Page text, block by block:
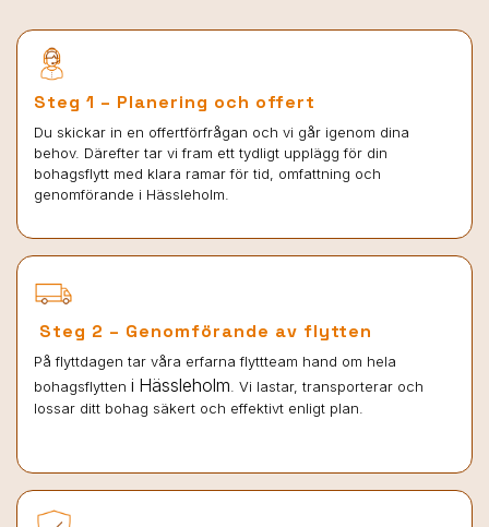
Steg 1 – Planering och offert
Du skickar in en offertförfrågan och vi går igenom dina
behov. Därefter tar vi fram ett tydligt upplägg för din
bohagsflytt med klara ramar för tid, omfattning och
genomförande i Hässleholm.
Steg 2 – Genomförande av flytten
På flyttdagen tar våra erfarna flyttteam hand om hela
bohagsflytten i Hässleholm . Vi lastar, transporterar och
lossar ditt bohag säkert och effektivt enligt plan.